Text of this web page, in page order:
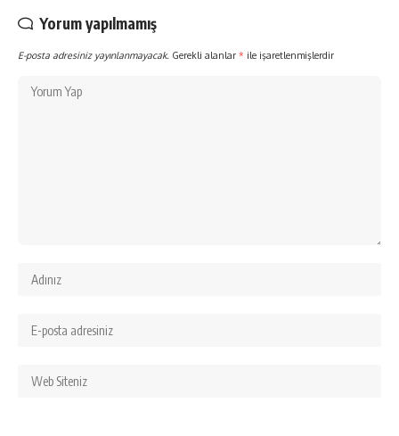
Yorum yapılmamış
E-posta adresiniz yayınlanmayacak. Gerekli alanlar * ile işaretlenmişlerdir